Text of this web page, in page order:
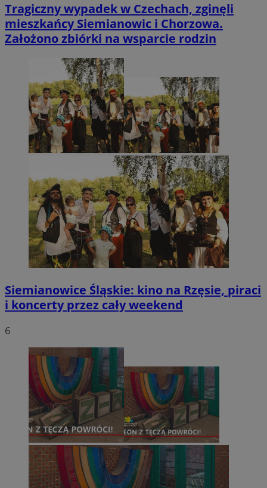
Tragiczny wypadek w Czechach, zginęli
mieszkańcy Siemianowic i Chorzowa.
Założono zbiórki na wsparcie rodzin
Siemianowice Śląskie: kino na Rzęsie, piraci
i koncerty przez cały weekend
6